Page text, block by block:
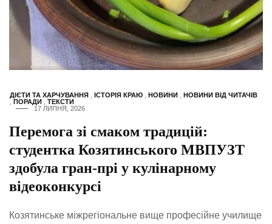
ДІЄТИ ТА ХАРЧУВАННЯ ІСТОРІЯ КРАЮ НОВИНИ
НОВИНИ ВІД ЧИТАЧІВ
ПОРАДИ
ТЕКСТИ
17 ЛИПНЯ, 2026
Перемога зі смаком традицій:
студентка Козятинського МВПУЗТ
здобула гран-прі у кулінарному
відеоконкурсі
Козятинське міжрегіональне вище професійне училище